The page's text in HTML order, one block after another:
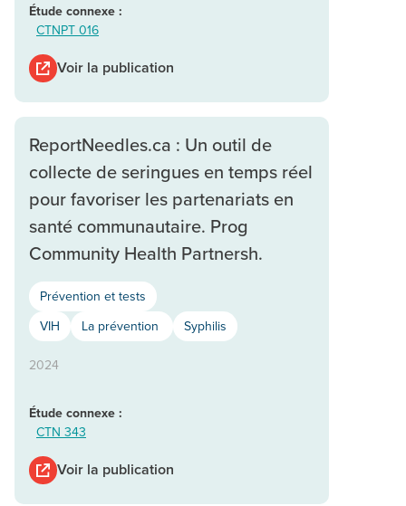
Étude connexe :
CTNPT 016
Voir la publication
ReportNeedles.ca : Un outil de
collecte de seringues en temps réel
pour favoriser les partenariats en
santé communautaire. Prog
Community Health Partnersh.
Prévention et tests
VIH
La prévention Syphilis
2024
Étude connexe :
CTN 343
Voir la publication